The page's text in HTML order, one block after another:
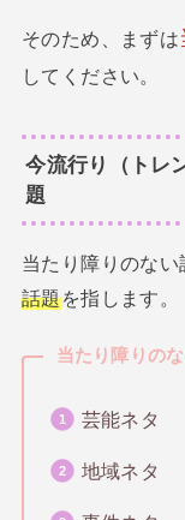
そのため、まずは
してください。
今流行り（トレ
題
当たり障りのな
話題を指します。
当たり障りの
芸能ネタ
地域ネタ